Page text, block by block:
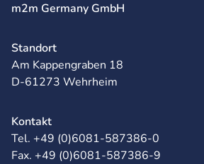
m2m Germany GmbH
Standort
Am Kappengraben 18
D-61273 Wehrheim
Kontakt
Tel. +49 (0)6081-587386-0
Fax. +49 (0)6081-587386-9